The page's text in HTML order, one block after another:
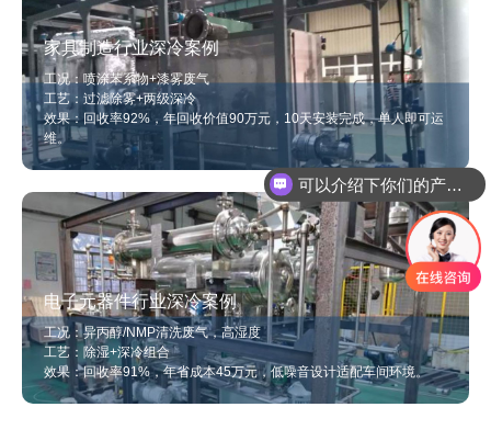
家具制造行业深冷案例
工况：喷涂苯系物+漆雾废气
工艺：过滤除雾+两级深冷
效果：回收率92%，年回收价值90万元，10天安装完成，单人即可运
维。
电子元器件行业深冷案例
工况：异丙醇/NMP清洗废气，高湿度
工艺：除湿+深冷组合
效果：回收率91%，年省成本45万元，低噪音设计适配车间环境。
你们是怎么收费的呢